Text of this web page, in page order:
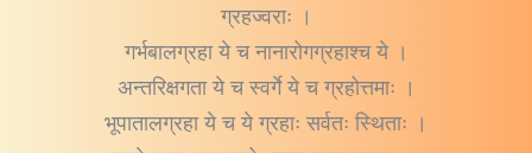
ग्रहज्वराः ।
गर्भबालग्रहा ये च नानारोगग्रहाश्च ये ।
अन्तरिक्षगता ये च स्वर्गे ये च ग्रहोत्तमाः ।
भूपातालग्रहा ये च ये ग्रहाः सर्वतः स्थिताः ।